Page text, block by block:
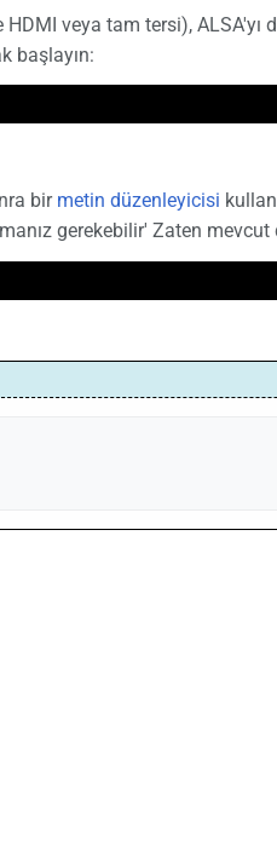
veya tam tersi), ALSA'yı
başlayın:
bir metin düzenleyicisi
gerekebilir' Zaten mevcut